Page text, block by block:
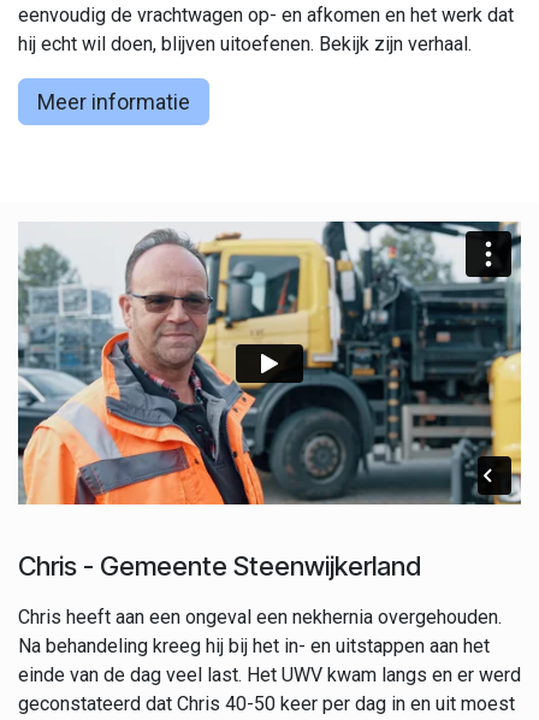
eenvoudig de vrachtwagen op- en afkomen en het werk dat
hij echt wil doen, blijven uitoefenen. Bekijk zijn verhaal.
Meer informatie
Chris - Gemeente Steenwijkerlan​d
Chris heeft aan een ongeval een nekhernia overgehouden.
Na behandeling kreeg hij bij het in- en uitstappen aan het
einde van de dag veel last. Het UWV kwam langs en er werd
geconstateerd dat Chris 40-50 keer per dag in en uit moest